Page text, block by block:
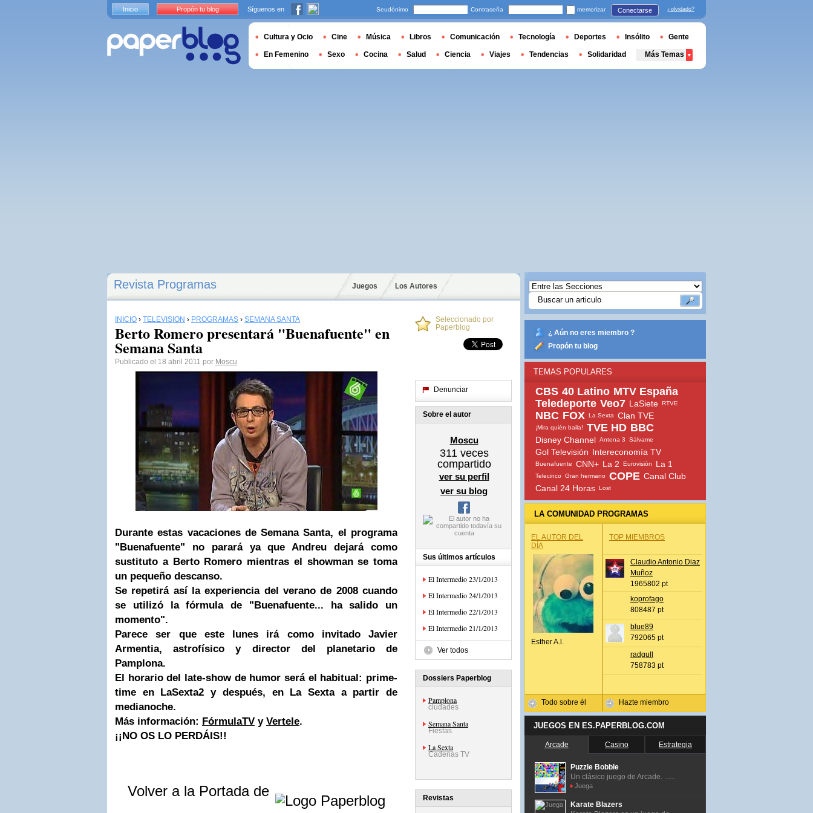
Revista Programas Juegos Los Autores
INICIO › TELEVISIÓN › PROGRAMAS › SEMANA SANTA
Berto Romero presentará "Buenafuente" en
Semana Santa
Publicado el 18 abril 2011 por Moscu
Durante estas vacaciones de Semana Santa, el programa
"Buenafuente" no parará ya que Andreu dejará como
sustituto a Berto Romero mientras el showman se toma
un pequeño descanso.
Se repetirá así la experiencia del verano de 2008 cuando
se utilizó la fórmula de "Buenafuente... ha salido un
momento".
Parece ser que este lunes irá como invitado Javier
Armentia, astrofísico y director del planetario de
Pamplona.
El horario del late-show de humor será el habitual: prime-
time en LaSexta2 y después, en La Sextaa partir de
medianoche.
Más información: FórmulaTV y Vertele.
¡¡NO OS LO PERDÁIS!!
Volver a la Portada de
Seleccionado por
Paperblog
Denunciar
Sobre el autor
Moscu
311veces
compartido
ver su perfil
ver su blog
Sus últimos artículos
El Intermedio 23/1/2013
El Intermedio 24/1/2013
El Intermedio 22/1/2013
El Intermedio 21/1/2013
Ver todos
Dossiers Paperblog
Pamplona
ciudades
Semana Santa
Fiestas
La Sexta
Cadenas TV
Revistas
¿ Aún no eres miembro ?
Propón tu blog
TEMAS POPULARES
CBS 40 Latino MTV España
Teledeporte Veo7 LaSiete RTVE
NBC FOX La Sexta Clan TVE
¡Mira quién baila! TVE HD BBC
Disney Channel Antena 3 Sálvame
Gol Televisión Intereconomía TV
Buenafuente CNN+ La 2 Eurovisión La 1
Telecinco Gran hermano COPE Canal Club
Canal 24 Horas Lost
LA COMUNIDAD PROGRAMAS
EL AUTOR DEL
DÍA
Esther A.l.
Todo sobre él
TOP MIEMBROS
Claudio Antonio Diaz
Muñoz
1965802 pt
koprofago
808487 pt
blue89
792065 pt
radgull
758783 pt
Hazte miembro
JUEGOS EN ES.PAPERBLOG.COM
Arcade Casino Estrategia
Puzzle Bobble
Un clásico juego de Arcade. ......
Juega
Karate Blazers
Inicio Propón tu blog Síguenos en Seudónimo Contraseña memorizar Conectarse ¿olvidado?
Cultura y Ocio Cine Música Libros Comunicación Tecnología Deportes Insólito Gente
En Femenino Sexo Cocina Salud Ciencia Viajes Tendencias Solidaridad Más Temas